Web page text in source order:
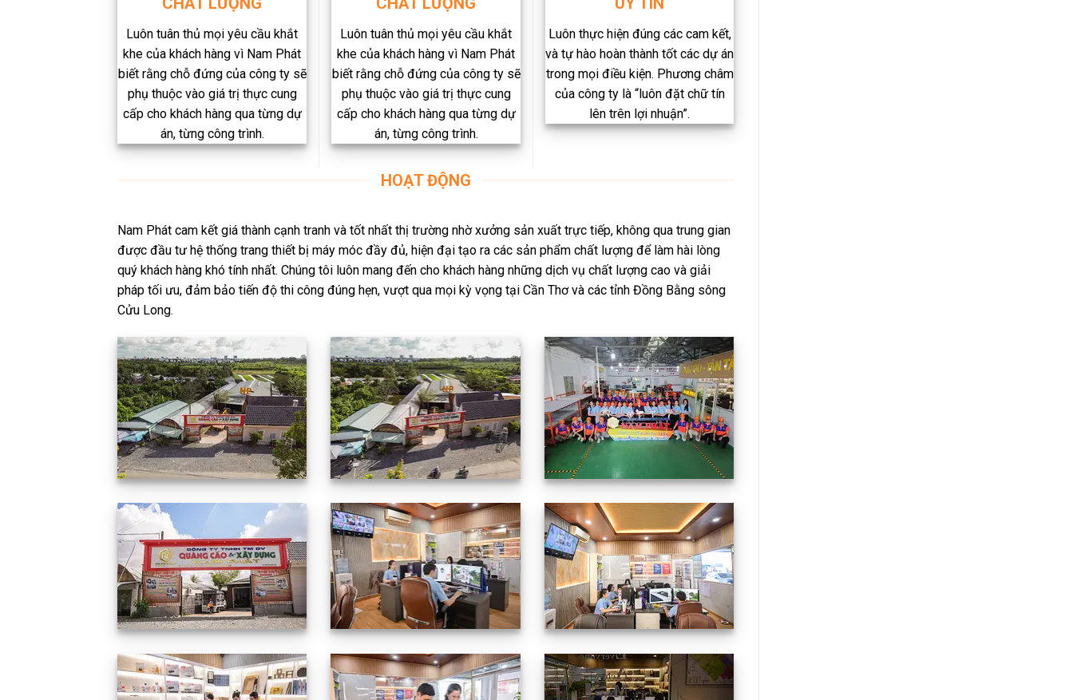
Luôn tuân thủ mọi yêu cầu khắt
khe của khách hàng vì Nam Phát
biết rằng chỗ đứng của công ty sẽ
phụ thuộc vào giá trị thực cung
cấp cho khách hàng qua từng dự
án, từng công trình.​
Luôn tuân thủ mọi yêu cầu khắt
khe của khách hàng vì Nam Phát
biết rằng chỗ đứng của công ty sẽ
phụ thuộc vào giá trị thực cung
cấp cho khách hàng qua từng dự
án, từng công trình.​
Luôn thực hiện đúng các cam kết,
và tự hào hoàn thành tốt các dự án
trong mọi điều kiện. Phương châm
của công ty là “luôn đặt chữ tín
lên trên lợi nhuận”.
HOẠT ĐỘNG
Nam Phát cam kết giá thành cạnh tranh và tốt nhất thị trường nhờ xưởng sản xuất trực tiếp, không qua trung gian
được đầu tư hệ thống trang thiết bị máy móc đầy đủ, hiện đại tạo ra các sản phẩm chất lượng để làm hài lòng
quý khách hàng khó tính nhất. Chúng tôi luôn mang đến cho khách hàng những dịch vụ chất lượng cao và giải
pháp tối ưu, đảm bảo tiến độ thi công đúng hẹn, vượt qua mọi kỳ vọng tại Cần Thơ và các tỉnh Đồng Bằng sông
Cửu Long.